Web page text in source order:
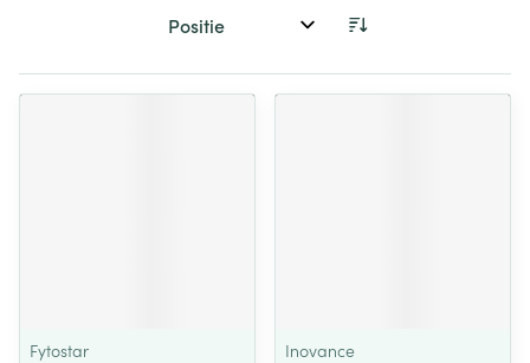
Sorteer op:
Fytostar
Inovance